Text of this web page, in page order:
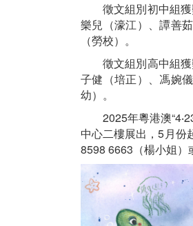
徵文組別初中組獲
樂兒（濠江）、譚善
（勞校）。
徵文組別高中組獲
子健（培正）、馮婉
幼）。
2025年粵港澳
中心二樓展出，5月份
8598 6663（楊小姐）